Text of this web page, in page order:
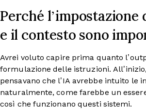
Perché
e il contesto sono
Avrei voluto capire prima quanto
formulazione delle istruzioni.
pensavano che l’IA avrebbe intuito le
naturalmente, come farebbe un
così che funzionano questi sistemi.